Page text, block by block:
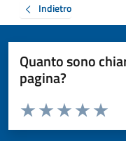
Indietro
Quanto sono
pagina?
Valuta da 1 a 5 stelle la
Valuta
Valuta 4
Valuta 3 stelle
Valuta 2 stelle su
Valuta 1 stelle su 5